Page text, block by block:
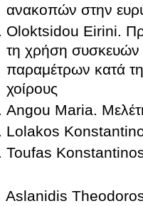
ανακοπών στην
Oloktsidou Eirini.
τη χρήση συσκευών
παραμέτρων κατά
χοίρους
Angou Maria.
Lolakos
Toufas
Aslanidis